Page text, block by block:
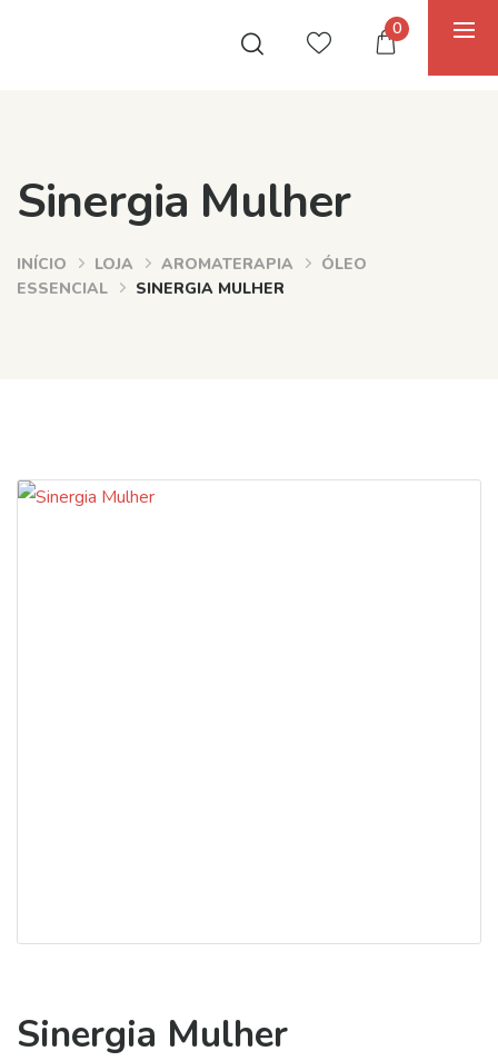
0
Sinergia Mulher
INÍCIO LOJA AROMATERAPIA
ÓLEO
ESSENCIAL
SINERGIA MULHER
Sinergia Mulher